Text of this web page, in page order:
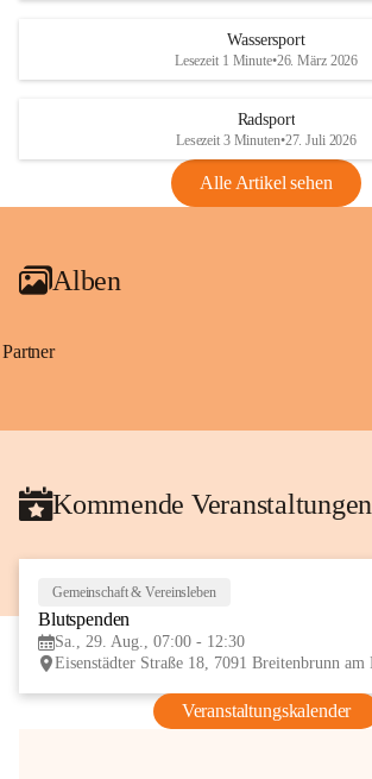
Anhang VBl. EU Nr. 18
1 Seite•1,4 MB
VBl. EU Nr. 18_2026
Wassersport
Lesezeit 1 Minute•26. März 2026
Radsport
Lesezeit 3 Minuten•27. Juli 2026
Alle Artikel sehen
Alben
Partner
Kommende Veranstaltungen
Gemeinschaft & Vereinsleben
Blutspenden
Sa., 29. Aug., 07:00 - 12:30
Veranstaltungskalender